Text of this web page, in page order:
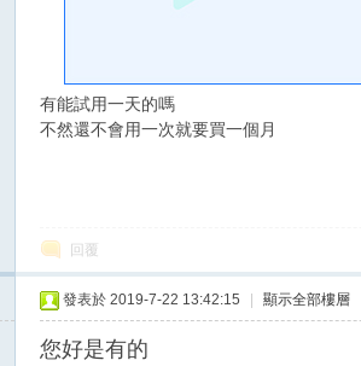
有能試用一天的嗎
不然還不會用一次就要買一個月
回覆
發表於 2019-7-22 13:42:15 顯示全部樓層
您好是有的